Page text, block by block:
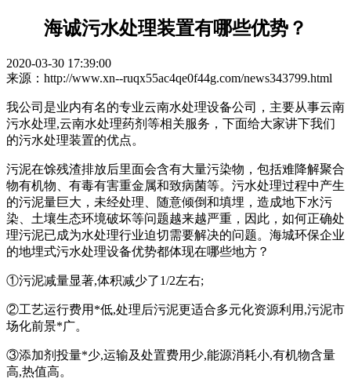
海诚污水处理装置有哪些优势？
2020-03-30 17:39:00
来源：http://www.xn--ruqx55ac4qe0f44g.com/news343799.html
我公司是业内有名的专业云南水处理设备公司，主要从事云南
污水处理,云南水处理药剂等相关服务，下面给大家讲下我们
的污水处理装置的优点。
污泥在馀残渣排放后里面会含有大量污染物，包括难降解聚合
物有机物、有毒有害重金属和致病菌等。污水处理过程中产生
的污泥量巨大，未经处理、随意倾倒和填埋，造成地下水污
染、土壤生态环境破坏等问题越来越严重，因此，如何正确处
理污泥已成为水处理行业迫切需要解决的问题。海城环保企业
的地埋式污水处理设备优势都体现在哪些地方？
①污泥减量显著,体积减少了1/2左右;
②工艺运行费用*低,处理后污泥更适合多元化资源利用,污泥市
场化前景*广。
③添加剂投量*少,运输及处置费用少,能源消耗小,有机物含量
高,热值高。